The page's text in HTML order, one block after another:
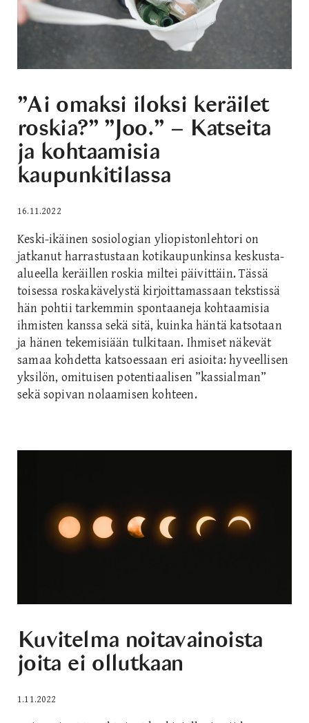
”Ai omaksi iloksi keräilet
roskia?” ”Joo.” – Katseita
ja kohtaamisia
kaupunkitilassa
16.11.2022
Keski-ikäinen sosiologian yliopistonlehtori on
jatkanut harrastustaan kotikaupunkinsa keskusta-
alueella keräillen roskia miltei päivittäin. Tässä
toisessa roskakävelystä kirjoittamassaan tekstissä
hän pohtii tarkemmin spontaaneja kohtaamisia
ihmisten kanssa sekä sitä, kuinka häntä katsotaan
ja hänen tekemisiään tulkitaan. Ihmiset näkevät
samaa kohdetta katsoessaan eri asioita: hyveellisen
yksilön, omituisen potentiaalisen ”kassialman”
sekä sopivan nolaamisen kohteen.
Kuvitelma noitavainoista
joita ei ollutkaan
1.11.2022